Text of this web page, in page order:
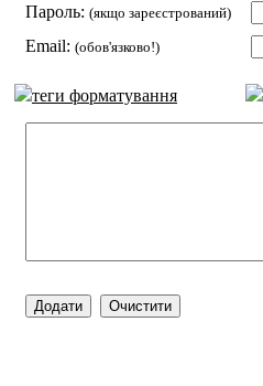
Пароль: (якщо зареєстрований)
Email: (обов'язково!)
теги форматування